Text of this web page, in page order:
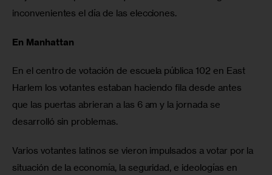
inconvenientes el día de las elecciones.
En Manhattan
En el centro de votación de escuela pública 102 en East
Harlem los votantes estaban haciendo fila desde antes
que las puertas abrieran a las 6 am y la jornada se
desarrolló sin problemas.
Varios votantes latinos se vieron impulsados a votar por la
situación de la economía, la seguridad, e ideologías en